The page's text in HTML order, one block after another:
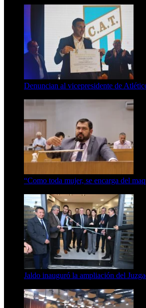
Denuncian al vicepresidente de
“Como toda mujer, se encarga del
Jaldo inauguró la ampliación del